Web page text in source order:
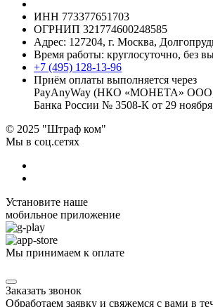
ИНН 773377651703
ОГРНИП 321774600248585
Адрес: 127204, г. Москва,
Время работы: круглосуточно, без
+7 (495) 128-13-96
Приём оплаты выполняется через
PayAnyWay (НКО «МОНЕТА» ООО,
Банка России № 3508-К от 29 ноября
© 2025 "Штраф ком"
Мы в соц.сетях
Установите наше
мобильное приложение
Мы принимаем к оплате
Заказать звонок
Обработаем заявку и свяжемся с вами в